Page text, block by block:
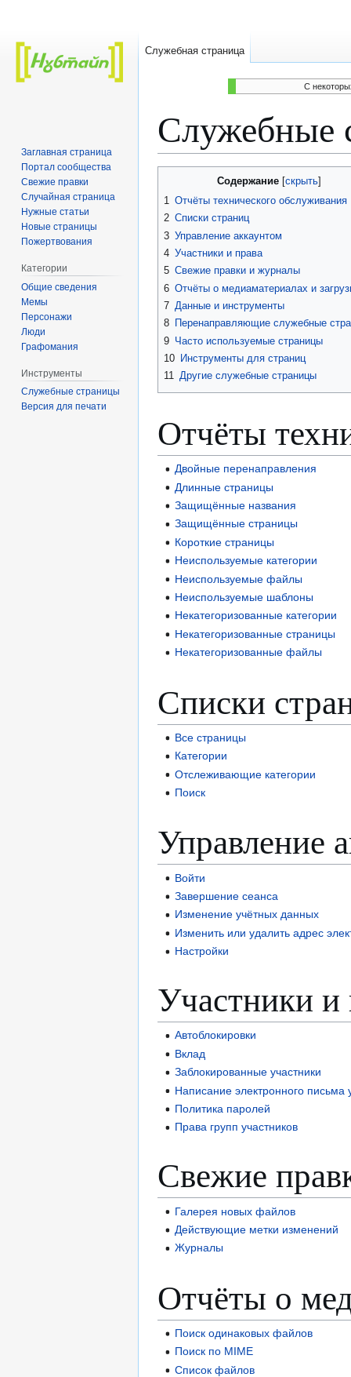
C
Служебные
Содержание
1
Отчёты технического обслуживания
2 Списки страниц
3 Управление аккаунтом
4 Участники и права
5 Свежие правки и журналы
6 Отчёты о медиаматериалах и
7 Данные и инструменты
8 Перенаправляющие служебные
9 Часто используемые страницы
10 Инструменты для страниц
11 Другие служебные страницы
Отчёты
Двойные перенаправления
Длинные страницы
Защищённые названия
Защищённые страницы
Короткие страницы
Неиспользуемые категории
Неиспользуемые файлы
Неиспользуемые шаблоны
Некатегоризованные категории
Некатегоризованные страницы
Некатегоризованные файлы
Списки
Все страницы
Категории
Отслеживающие категории
Поиск
Управление
Войти
Завершение сеанса
Изменение учётных данных
Изменить или удалить адрес
Настройки
Участники и
Автоблокировки
Вклад
Заблокированные участники
Написание электронного письма
Политика паролей
Права групп участников
Свежие
Галерея новых файлов
Действующие метки изменений
Журналы
Отчёты о
Поиск одинаковых файлов
Поиск по MIME
Список файлов
Служебная страница
Заглавная страница
Портал сообщества
Свежие правки
Случайная страница
Нужные статьи
Новые страницы
Пожертвования
Категории
Общие сведения
Мемы
Персонажи
Люди
Графомания
Инструменты
Служебные страницы
Версия для печати